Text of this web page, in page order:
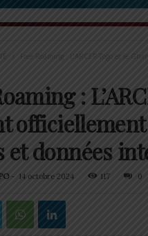
Free Roaming : L’ARCEP Togo et le
:
et données
- 14 octobre 2024 117 0